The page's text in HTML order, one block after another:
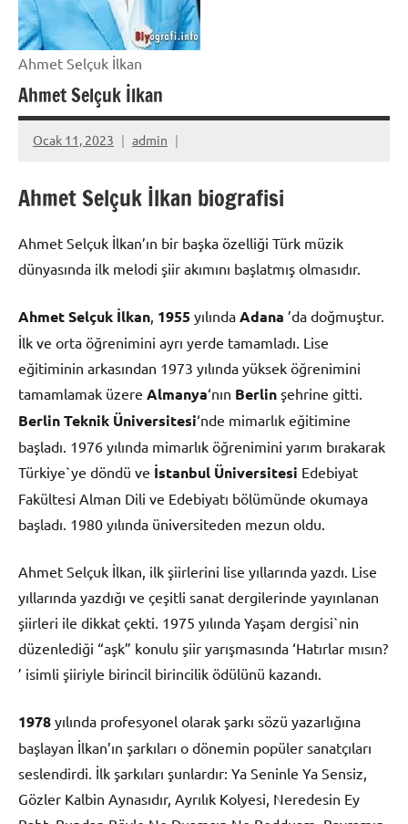
Ahmet Selçuk İlkan
Ahmet Selçuk İlkan
Ocak 11, 2023 admin
Ahmet Selçuk İlkan biografisi
Ahmet Selçuk İlkan’ın bir başka özelliği Türk müzik
dünyasında ilk melodi şiir akımını başlatmış olmasıdır.
Ahmet Selçuk İlkan 1955 yılında Adana ’da doğmuştur.
İlk ve orta öğrenimini ayrı yerde tamamladı. Lise
eğitiminin arkasından 1973 yılında yüksek öğrenimini
tamamlamak üzere Almanya‘nın Berlin şehrine gitti.
Berlin Teknik Üniversitesi‘nde mimarlık eğitimine
başladı. 1976 yılında mimarlık öğrenimini yarım bırakarak
Türkiye`ye döndü ve İstanbul Üniversitesi Edebiyat
Fakültesi Alman Dili ve Edebiyatı bölümünde okumaya
başladı. 1980 yılında üniversiteden mezun oldu.
Ahmet Selçuk İlkan, ilk şiirlerini lise yıllarında yazdı. Lise
yıllarında yazdığı ve çeşitli sanat dergilerinde yayınlanan
şiirleri ile dikkat çekti. 1975 yılında Yaşam dergisi`nin
düzenlediği “aşk” konulu şiir yarışmasında ‘Hatırlar mısın?
’ isimli şiiriyle birincil birincilik ödülünü kazandı.
1978 yılında profesyonel olarak şarkı sözü yazarlığına
başlayan İlkan’ın şarkıları o dönemin popüler sanatçıları
seslendirdi. İlk şarkıları şunlardır: Ya Seninle Ya Sensiz,
Gözler Kalbin Aynasıdır, Ayrılık Kolyesi, Neredesin Ey